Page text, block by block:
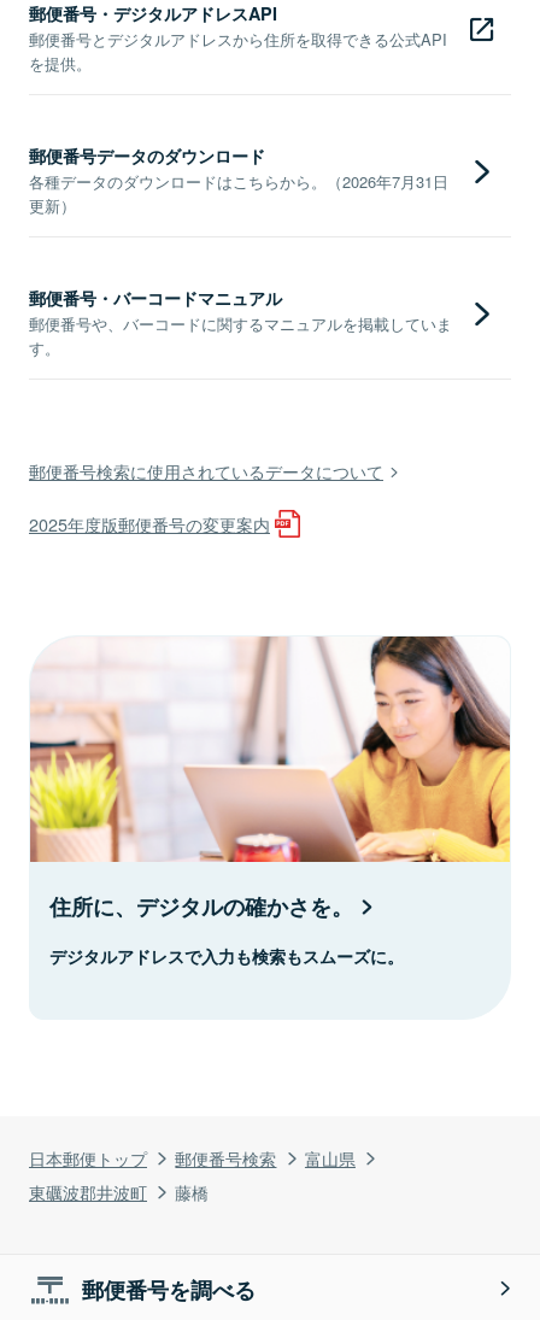
日本郵便トップ 郵便番号検索
富山県
東礪波郡井波町
藤橋
郵便番号・デジタルアドレスAPI
郵便番号とデジタルアドレスから住所を取得できる公式API
を提供。
郵便番号データのダウンロード
各種データのダウンロードはこちらから。（2026年7月31日
更新）
郵便番号・バーコードマニュアル
郵便番号や、バーコードに関するマニュアルを掲載していま
す。
郵便番号検索に使用されているデータについて
2025年度版郵便番号の変更案内
住所に、デジタルの確かさを。
デジタルアドレスで入力も検索もスムーズに。
郵便番号を調べる